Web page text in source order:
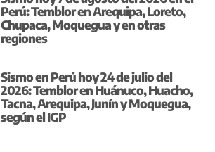
Perú: Temblor en Arequipa, Loreto,
Chupaca, Moquegua y en otras
regiones
Sismo en Perú hoy 24 de julio del
2026: Temblor en Huánuco, Huacho,
Tacna, Arequipa, Junín y Moquegua,
según el IGP